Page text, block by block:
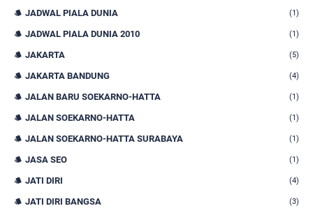
JADWAL PIALA DUNIA (1)
JADWAL PIALA DUNIA 2010 (1)
JAKARTA (5)
JAKARTA BANDUNG (4)
JALAN BARU SOEKARNO-HATTA (1)
JALAN SOEKARNO-HATTA (1)
JALAN SOEKARNO-HATTA SURABAYA (1)
JASA SEO (1)
JATI DIRI (4)
JATI DIRI BANGSA (3)